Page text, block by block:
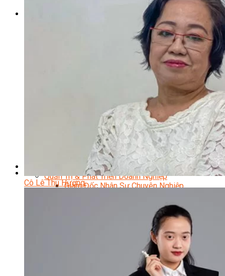
Kỹ Thuật Viên Điện – Nước – Điện Lạnh Dân Dụng
Kỹ Thuật Viên Điện Lạnh Ô Tô
Kỹ Thuật Viên Điện – Điện Tử Ô Tô Cơ Bản
Kỹ Thuật Viên Điện Lạnh Dân Dụng
Kỹ Thuật Viên Điện Dân Dụng
Kỹ Thuật Viên Điện Công Nghiệp
Nghiệp Vụ Tư Vấn & Giám Sát MEP
Kỹ Thuật Viên Đại Tu Hộp Số Tự Động Chuyên Sâu
Kỹ Thuật Quấn Dây Và Sửa Chữa Máy Điện
Thiết Kế Lắp Đặt Hệ Thống Điện Năng Lượng Mặt
Kỹ Thuật Viên Điện Tử Chuyên Ngành Điện – Điện
Lạnh Dân Dụng
Quản Trị & Phát Triển Doanh Nghiệp
Giám Đốc Nhân Sự Chuyên Nghiệp
Chuyên Viên Quản Trị Vận Hành Hệ Thống
An Ninh Mạng (Network Security)
Chuyên Viên Quản Trị Hệ Thống Và An Ninh
Quản Trị Hệ Thống Linux
Quản Trị Vận Hành Microsoft Azure
Data Analyst (Phân Tích Dữ Liệu)
Cô Lê Thu Hương